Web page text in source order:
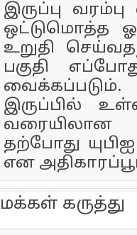
இருப்பு
ஒட்டுமொத்த
உறுதி
பகுதி
இருப்பில்
வரையிலான
தற்போது
என
மக்கள் கருத்து